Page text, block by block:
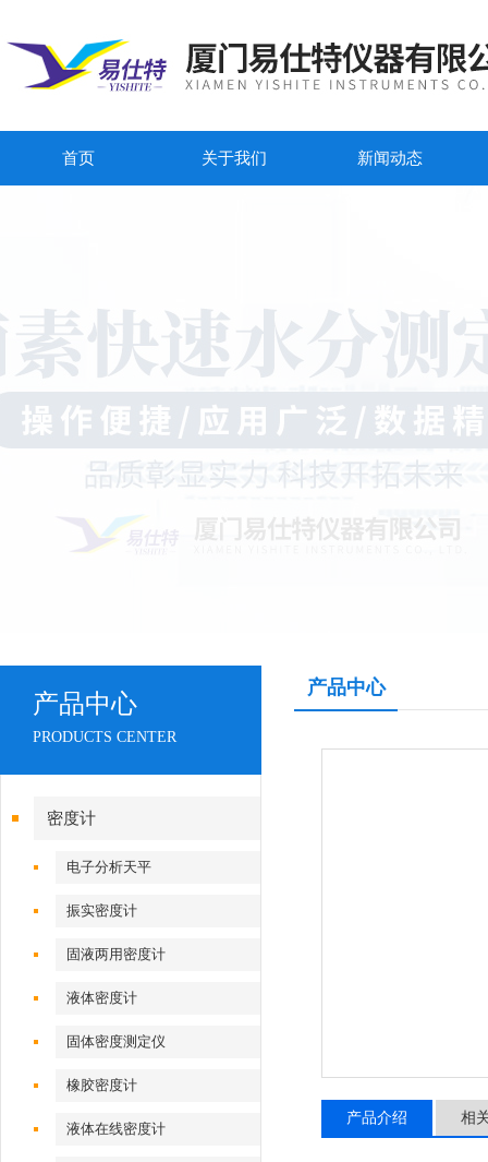
首页 关于我们 新闻动态
产品中心
PRODUCTS CENTER
密度计
电子分析天平
振实密度计
固液两用密度计
液体密度计
固体密度测定仪
橡胶密度计
液体在线密度计
产品中心
产品介绍 相